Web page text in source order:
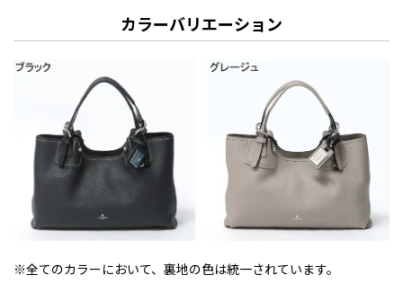
カラーバリエーション
※全てのカラーにおいて、裏地の色は統一されています。